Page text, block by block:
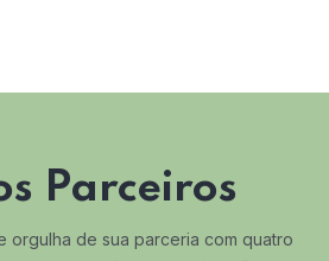
Parceiros
orgulha de sua parceria com quatro